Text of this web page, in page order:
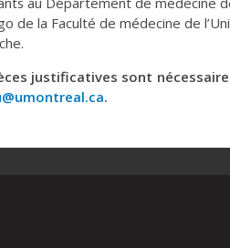
de la Faculté de médecine de
justificatives sont
.